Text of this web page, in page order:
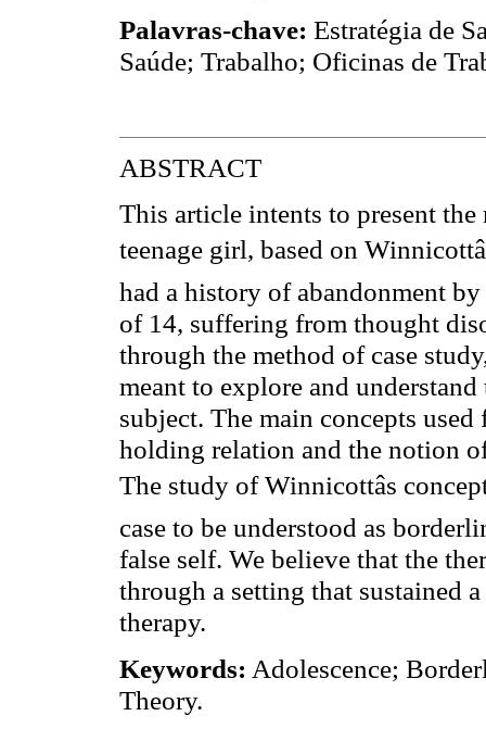
Palavras-chave: Estratégia de
Saúde; Trabalho; Oficinas de
ABSTRACT
This article intents to present
teenage girl, based on
had a history of abandonment
of 14, suffering from thought
through the method of case
meant to explore and
subject. The main concepts
holding relation and the notion
The study of Winnicottâs
case to be understood as
false self. We believe that the
through a setting that sustained
therapy.
Keywords: Adolescence;
Theory.